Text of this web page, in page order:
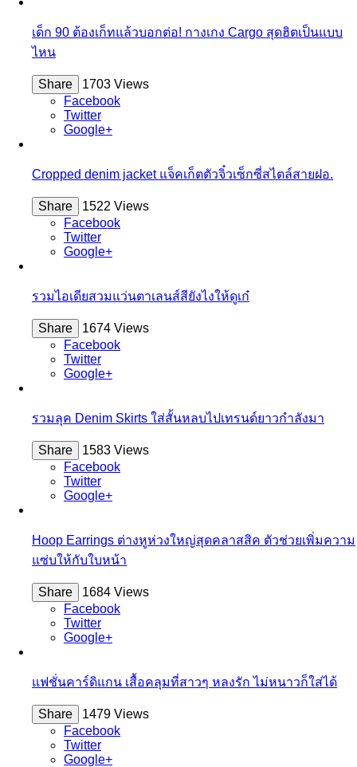
เด็ก 90 ต้องเก็ทแล้วบอกต่อ! กางเกง Cargo สุดฮิตเป็นแบบ
ไหน
Share
1703 Views
Facebook
Twitter
Google+
Cropped denim jacket แจ็คเก็ตตัวจิ๋วเซ็กซี่สไตล์สายฝอ.
Share
1522 Views
Facebook
Twitter
Google+
รวมไอเดียสวมแว่นตาเลนส์สียังไงให้ดูเก๋
Share
1674 Views
Facebook
Twitter
Google+
รวมลุค Denim Skirts ใส่สั้นหลบไปเทรนด์ยาวกำลังมา
Share
1583 Views
Facebook
Twitter
Google+
Hoop Earrings ต่างหูห่วงใหญ่สุดคลาสสิค ตัวช่วยเพิ่มความ
แซ่บให้กับใบหน้า
Share
1684 Views
Facebook
Twitter
Google+
แฟชั่นคาร์ดิแกน เสื้อคลุมที่สาวๆ หลงรัก ไม่หนาวก็ใส่ได้
Share
1479 Views
Facebook
Twitter
Google+